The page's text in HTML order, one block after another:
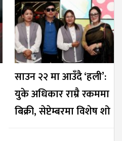
साउन २२ मा आउँदै ‘हली’:
युके अधिकार राम्रै रकममा
बिक्री, सेप्टेम्बरमा विशेष शो